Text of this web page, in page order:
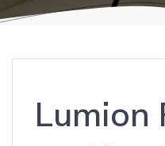
Lumion